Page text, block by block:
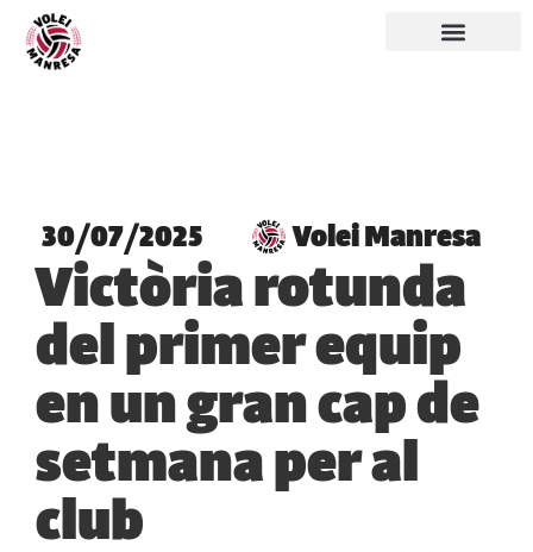
30/07/2025 Volei Manresa
Victòria rotunda
del primer equip
en un gran cap de
setmana per al
club